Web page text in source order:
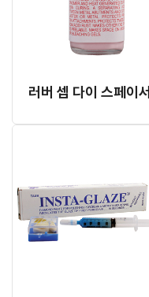
러버 셉 다이 스페이서